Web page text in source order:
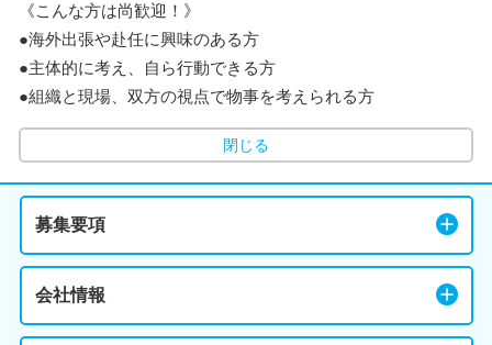
《こんな方は尚歓迎！》
●海外出張や赴任に興味のある方
●主体的に考え、自ら行動できる方
●組織と現場、双方の視点で物事を考えられる方
閉じる
募集要項
会社情報